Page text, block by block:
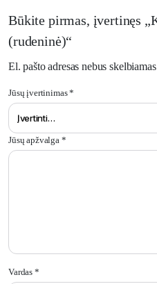
Būkite pirmas, įvertinęs
(rudeninė)“
El. pašto adresas nebus
Jūsų įvertinimas*
Jūsų apžvalga *
Vardas *